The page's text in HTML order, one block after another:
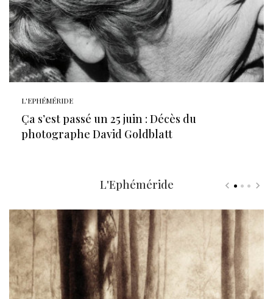
L'EPHÉMÉRIDE
Ça s’est passé un 25 juin : Décès du
photographe David Goldblatt
L'Ephéméride